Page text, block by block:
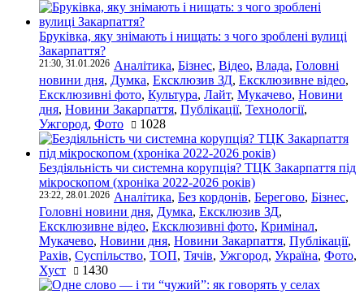
Бруківка, яку знімають і нищать: з чого зроблені вулиці
Закарпаття?
21:30, 31.01.2026 Аналітика, Бізнес, Відео, Влада, Головні
новини дня, Думка, Ексклюзив ЗД, Ексклюзивне відео,
Ексклюзивні фото, Культура, Лайт, Мукачево, Новини
дня, Новини Закарпаття, Публікації, Технології,
Ужгород, Фото 1028
Бездіяльність чи системна корупція? ТЦК Закарпаття під
мікроскопом (хроніка 2022-2026 років)
23:22, 28.01.2026 Аналітика, Без кордонів, Берегово, Бізнес,
Головні новини дня, Думка, Ексклюзив ЗД,
Ексклюзивне відео, Ексклюзивні фото, Кримінал,
Мукачево, Новини дня, Новини Закарпаття, Публікації,
Рахів, Суспільство, ТОП, Тячів, Ужгород, Україна, Фото,
Хуст
1430